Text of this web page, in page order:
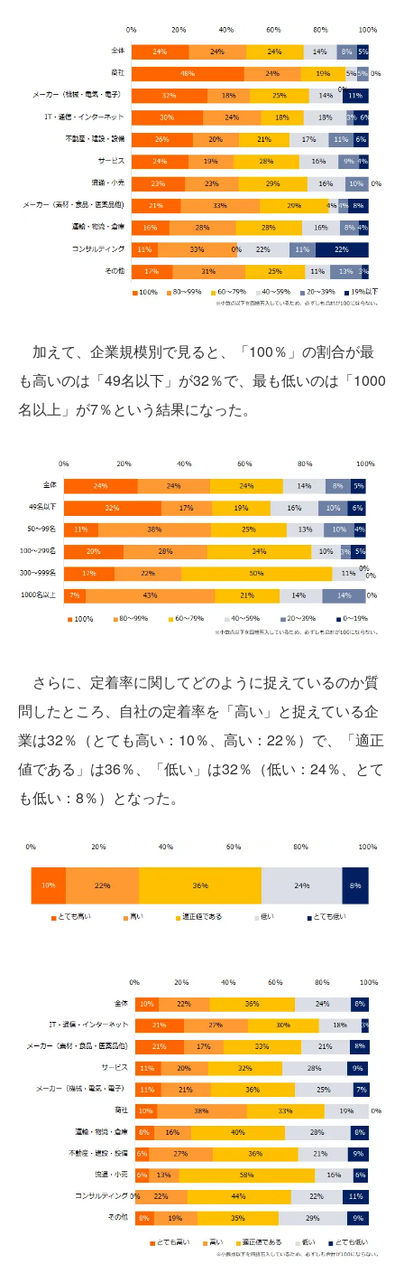
加えて、企業規模別で見ると、「100％」の割合が最
も高いのは「49名以下」が32％で、最も低いのは「1000
名以上」が7％という結果になった。
さらに、定着率に関してどのように捉えているのか質
問したところ、自社の定着率を「高い」と捉えている企
業は32％（とても高い：10％、高い：22％）で、「適正
値である」は36％、「低い」は32％（低い：24％、とて
も低い：8％）となった。